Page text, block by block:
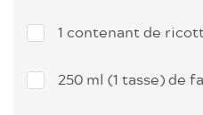
1 contenant de
250 ml (1 tasse) de